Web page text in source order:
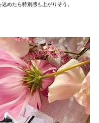
めたら特別感も上がりそう。